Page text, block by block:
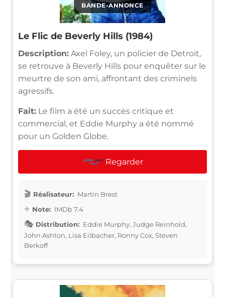
BANDE-ANNONCE
Le Flic de Beverly Hills (1984)
Description: Axel Foley, un policier de Detroit,
se retrouve à Beverly Hills pour enquêter sur le
meurtre de son ami, affrontant des criminels
agressifs.
Fait: Le film a été un succès critique et
commercial, et Eddie Murphy a été nommé
pour un Golden Globe.
Regarder
Réalisateur: Martin Brest
Note: IMDb 7.4
Distribution: Eddie Murphy, Judge Reinhold,
John Ashton, Lisa Eilbacher, Ronny Cox, Steven
Berkoff